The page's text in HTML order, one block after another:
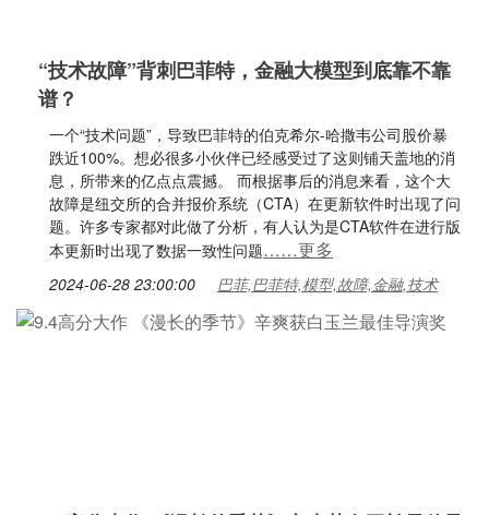
“技术故障”背刺巴菲特，金融大模型到底靠不靠
谱？
一个“技术问题”，导致巴菲特的伯克希尔-哈撒韦公司股价暴
跌近100%。想必很多小伙伴已经感受过了这则铺天盖地的消
息，所带来的亿点点震撼。 而根据事后的消息来看，这个大
故障是纽交所的合并报价系统（CTA）在更新软件时出现了问
题。许多专家都对此做了分析，有人认为是CTA软件在进行版
本更新时出现了数据一致性问题……更多
2024-06-28 23:00:00 巴菲,巴菲特,模型,故障,金融,技术